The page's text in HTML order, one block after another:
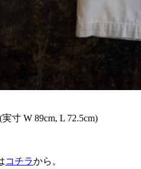
寸 W 89cm, L 72.5cm)
コチラから。